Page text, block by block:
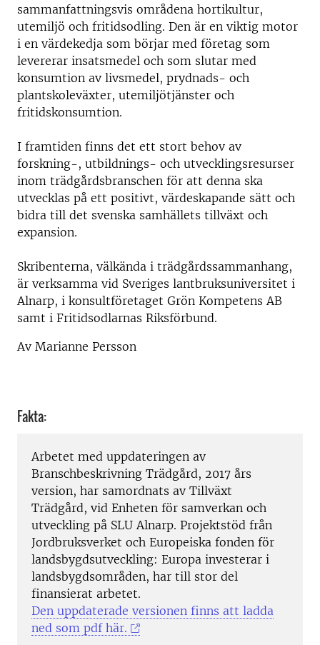
sammanfattningsvis områdena hortikultur,
utemiljö och fritidsodling. Den är en viktig motor
i en värdekedja som börjar med företag som
levererar insatsmedel och som slutar med
konsumtion av livsmedel, prydnads- och
plantskoleväxter, utemiljötjänster och
fritidskonsumtion.
I framtiden finns det ett stort behov av
forskning-, utbildnings- och utvecklingsresurser
inom trädgårdsbranschen för att denna ska
utvecklas på ett positivt, värdeskapande sätt och
bidra till det svenska samhällets tillväxt och
expansion.
Skribenterna, välkända i trädgårdssammanhang,
är verksamma vid Sveriges lantbruksuniversitet i
Alnarp, i konsultföretaget Grön Kompetens AB
samt i Fritidsodlarnas Riksförbund.
Av Marianne Persson
Fakta:
Arbetet med uppdateringen av
Branschbeskrivning Trädgård, 2017 års
version, har samordnats av Tillväxt
Trädgård, vid Enheten för samverkan och
utveckling på SLU Alnarp. Projektstöd från
Jordbruksverket och Europeiska fonden för
landsbygdsutveckling: Europa investerar i
landsbygdsområden, har till stor del
finansierat arbetet.
Den uppdaterade versionen finns att ladda
ned som pdf här.